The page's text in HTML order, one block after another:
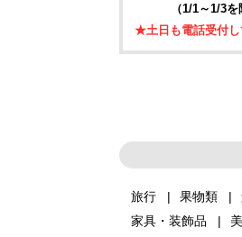
（1/1～1/3を
★土日も電話受付し
旅行 果物類
家具・装飾品